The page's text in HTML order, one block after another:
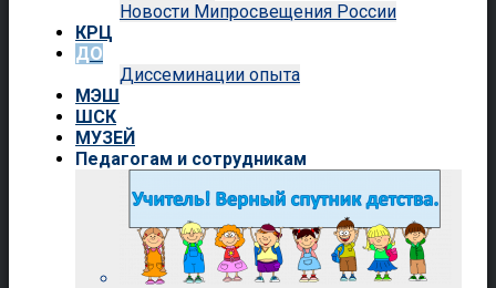
Новости Мипросвещения России
КРЦ
ДО
Диссеминации опыта
МЭШ
ШСК
МУЗЕЙ
Педагогам и сотрудникам